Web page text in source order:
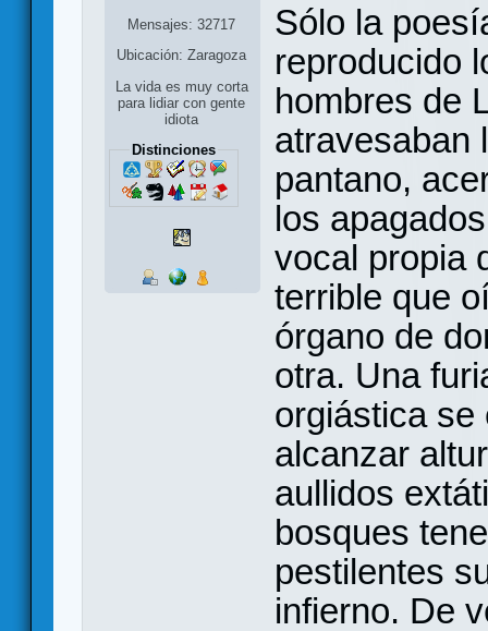
Mensajes: 32717
Ubicación: Zaragoza
La vida es muy corta
para lidiar con gente
idiota
Distinciones
Sólo la
reproducido
hombres de
atravesaban
pantano,
los
vocal propia
terrible que
órgano de
otra. Una
orgiástica se
alcanzar
aullidos
bosques
pestilentes
infierno. De